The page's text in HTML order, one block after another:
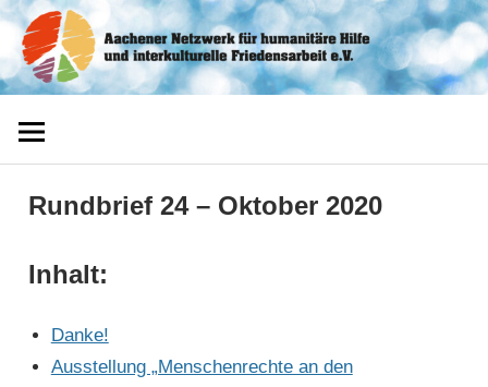
Zum
Inhalt
springen
Aachener
Netzwerk
Rundbrief 24 – Oktober 2020
Inhalt:
Danke!
Ausstellung „Menschenrechte an den